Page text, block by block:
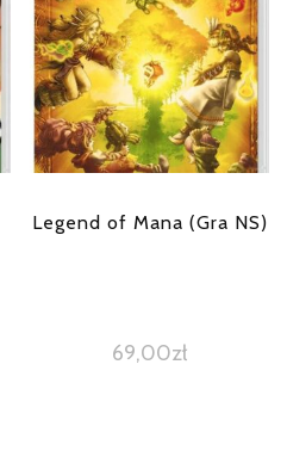
Legend of Mana (Gra NS)
69,00zł